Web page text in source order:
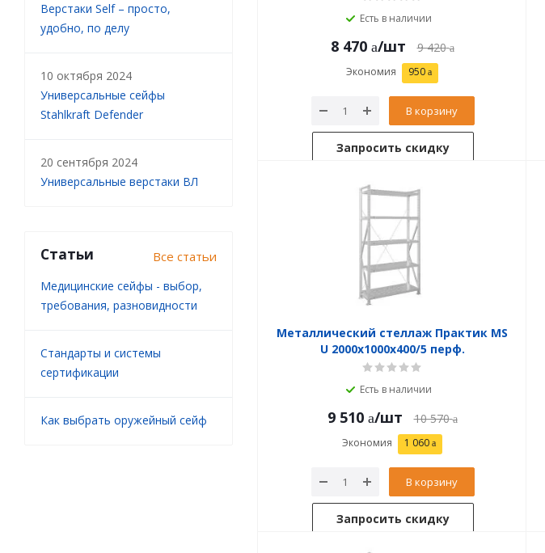
Есть в наличии
8 470 /шт 9 420
Экономия 950
В корзину
Запросить скидку
Металлический стеллаж Практик MS
U 2000x1000x400/5 перф.
Есть в наличии
9 510 /шт 10 570
Экономия 1 060
В корзину
Запросить скидку
Верстаки Self – просто,
удобно, по делу
10 октября 2024
Универсальные сейфы
Stahlkraft Defender
20 сентября 2024
Универсальные верстаки ВЛ
Статьи Все статьи
Медицинские сейфы - выбор,
требования, разновидности
Стандарты и системы
сертификации
Как выбрать оружейный сейф